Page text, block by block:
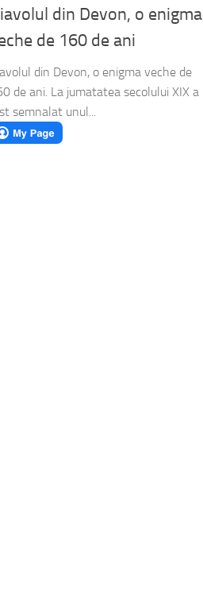
din Devon, o enigma
de 160 de ani
din Devon, o enigma veche de
de ani. La jumatatea secolului XIX a
semnalat unul...